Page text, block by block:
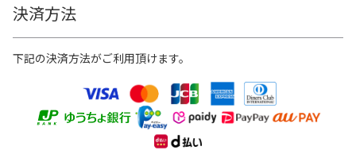
決済方法
下記の決済方法がご利用頂けます。